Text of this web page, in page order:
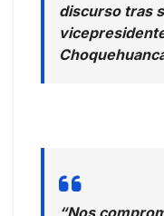
discurso tras
“Nos